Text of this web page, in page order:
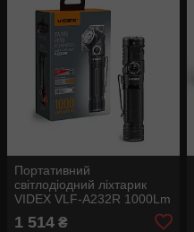
Портативний
світлодіодний ліхтарик
VIDEX VLF-A232R 1000Lm
1 514 ₴